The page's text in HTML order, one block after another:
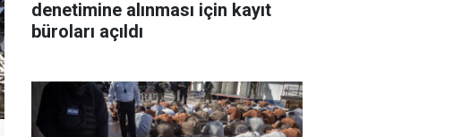
denetimine alınması için kayıt
büroları açıldı